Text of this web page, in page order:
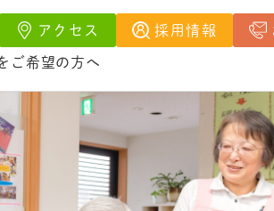
アクセス 採用情報
ご希望の方へ